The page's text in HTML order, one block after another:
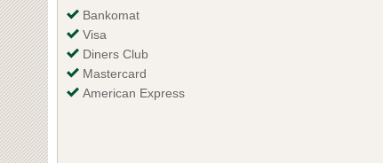
Bankomat
Visa
Diners Club
Mastercard
American Express